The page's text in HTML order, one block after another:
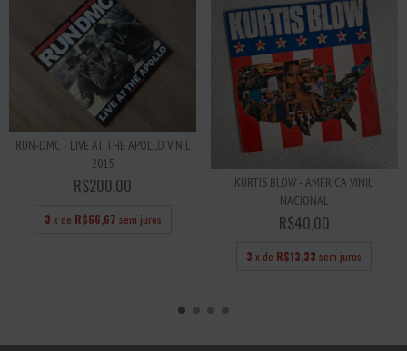
RUN-DMC - LIVE AT THE APOLLO VINIL
2015
R$200,00
3 x de R$66,67 sem juros
KURTIS BLOW - AMERICA VINIL
NACIONAL
R$40,00
3 x de R$13,33 sem juros